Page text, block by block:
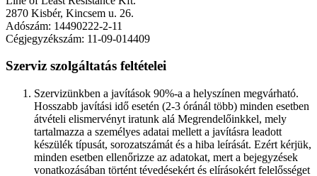
2870 Kisbér, Kincsem u. 26.
Adószám: 14490222-2-11
Cégjegyzékszám: 11-09-014409
Szerviz szolgáltatás feltételei
Szervizünkben a javítások 90%-a a helyszínen megvárható.
Hosszabb javítási idő esetén (2-3 óránál több) minden esetben
átvételi elismervényt iratunk alá Megrendelőinkkel, mely
tartalmazza a személyes adatai mellett a javításra leadott
készülék típusát, sorozatszámát és a hiba leírását. Ezért kérjük,
minden esetben ellenőrizze az adatokat, mert a bejegyzések
vonatkozásában történt tévedésekért és elírásokért felelősséget